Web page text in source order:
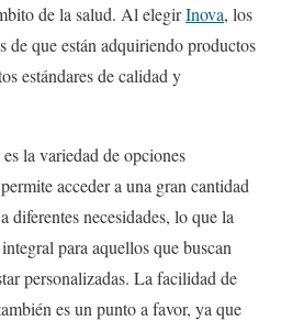
de la salud. Al elegirInova, los
de que están adquiriendo productos
estándares de calidad y
es la variedad de opciones
acceder a una gran cantidad
diferentes necesidades, lo que la
para aquellos que buscan
personalizadas. La facilidad de
es un punto a favor, ya que